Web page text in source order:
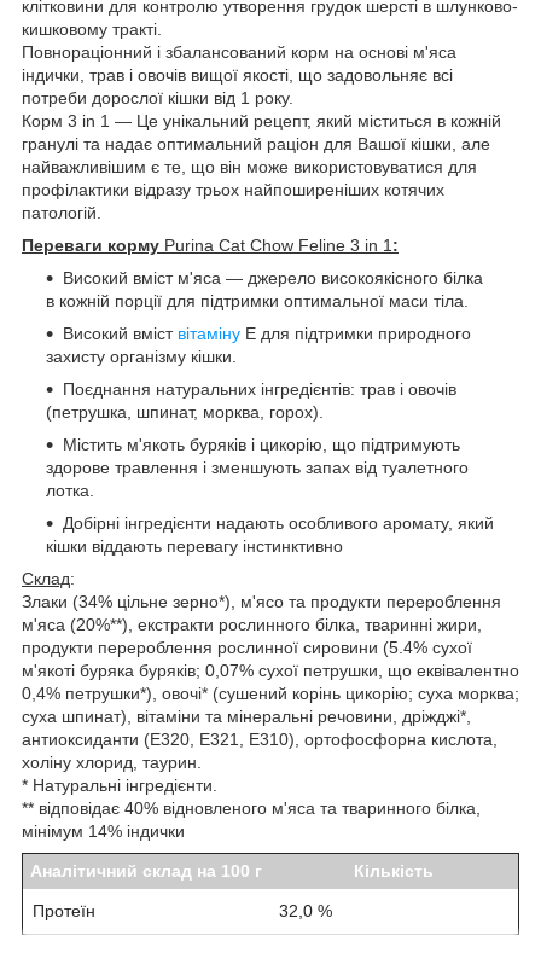
клітковини для контролю утворення грудок шерсті в шлунково-
кишковому тракті.
Повнораціонний і збалансований корм на основі м'яса
індички, трав і овочів вищої якості, що задовольняє всі
потреби дорослої кішки від 1 року.
Корм 3 in 1 — Це унікальний рецепт, який міститься в кожній
гранулі та надає оптимальний раціон для Вашої кішки, але
найважливішим є те, що він може використовуватися для
профілактики відразу трьох найпоширеніших котячих
патологій.
Переваги корму Purina Cat Chow Feline 3 in 1 :
Високий вміст м'яса — джерело високоякісного білка
в кожній порції для підтримки оптимальної маси тіла.
Високий вміст вітаміну Е для підтримки природного
захисту організму кішки.
Поєднання натуральних інгредієнтів: трав і овочів
(петрушка, шпинат, морква, горох).
Містить м'якоть буряків і цикорію, що підтримують
здорове травлення і зменшують запах від туалетного
лотка.
Добірні інгредієнти надають особливого аромату, який
кішки віддають перевагу інстинктивно
Склад:
Злаки (34% цільне зерно*), м'ясо та продукти перероблення
м'яса (20%**), екстракти рослинного білка, тваринні жири,
продукти перероблення рослинної сировини (5.4% сухої
м'якоті буряка буряків; 0,07% сухої петрушки, що еквівалентно
0,4% петрушки*), овочі* (сушений корінь цикорію; суха морква;
суха шпинат), вітаміни та мінеральні речовини, дріжджі*,
антиоксиданти (Е320, Е321, Е310), ортофосфорна кислота,
холіну хлорид, таурин.
* Натуральні інгредієнти.
** відповідає 40% відновленого м'яса та тваринного білка,
мінімум 14% індички
Аналітичний склад на 100 г Кількість
Протеїн 32,0 %